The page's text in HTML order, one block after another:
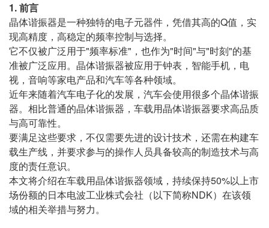
1. 前言
晶体谐振器是一种独特的电子元器件，凭借其高的Q值，实
现高精度，高稳定的频率控制与选择。
它不仅被广泛用于"频率标准"，也作为"时间"与"时刻"的基
准被广泛应用。晶体谐振器被应用于钟表，智能手机，电
视，音响等家电产品和汽车等各种领域。
近年来随着汽车电子化的发展，汽车会使用很多个晶体谐振
器。相比普通的晶体谐振器，车载用晶体谐振器要求高品质
与高可靠性。
要满足这些要求，不仅需要先进的设计技术，还需在构建车
载生产线，并要求参与的操作人员具备较高的制造技术与高
度的责任意识。
本文将介绍在车载用晶体谐振器领域，持续保持50%以上市
场份额的日本电波工业株式会社（以下简称NDK）在该领
域的相关举措与努力。